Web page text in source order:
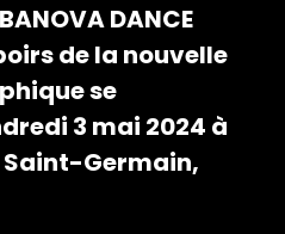
DANCE
de la nouvelle
se
3 mai 2024 à
Saint-Germain,